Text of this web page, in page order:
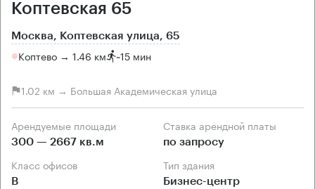
Коптевская 65
Москва, Коптевская улица, 65
Коптево → 1.46 км ~15 мин
1.02 км → Большая Академическая улица
Арендуемые площади
300 — 2667 кв.м
Ставка арендной платы
по запросу
Класс офисов
B
Тип здания
Бизнес-центр